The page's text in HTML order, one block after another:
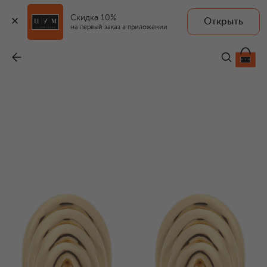
Скидка 10%
на первый заказ в приложении
Открыть